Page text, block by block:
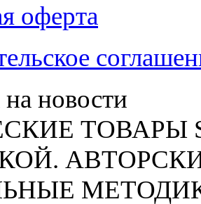
оферта
новости